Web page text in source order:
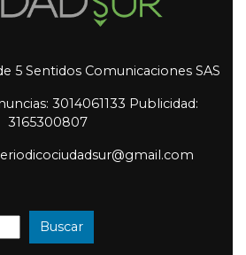
5 Sentidos Comunicaciones SAS
3014061133 Publicidad:
3165300807
Buscar